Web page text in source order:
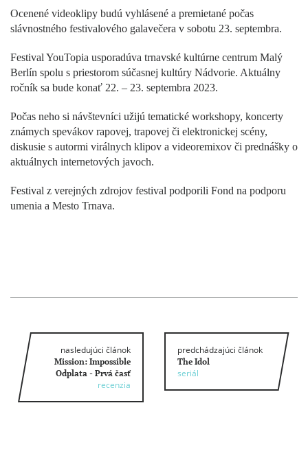
Ocenené videoklipy budú vyhlásené a premietané počas
slávnostného festivalového galavečera v sobotu 23. septembra.
Festival YouTopia usporadúva trnavské kultúrne centrum Malý
Berlín spolu s priestorom súčasnej kultúry Nádvorie. Aktuálny
ročník sa bude konať 22. – 23. septembra 2023.
Počas neho si návštevníci užijú tematické workshopy, koncerty
známych spevákov rapovej, trapovej či elektronickej scény,
diskusie s autormi virálnych klipov a videoremixov či prednášky o
aktuálnych internetových javoch.
Festival z verejných zdrojov festival podporili Fond na podporu
umenia a Mesto Trnava.
nasledujúci článok
Mission: Impossible
Odplata - Prvá časť
recenzia
predchádzajúci článok
The Idol
seriál